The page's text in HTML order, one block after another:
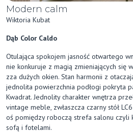
Modern calm
Wiktoria Kubat
Dąb Color Caldo
Otulająca spokojem jasność otwartego
nie konkuruje z magią zmieniających się
zza dużych okien. Stan harmonii z
jednolita powierzchnia podłogi pokryta
Kwadrat. Jednolity charakter wnętrza
vintage meble, zwłaszcza czarny stół
oś pomiędzy roboczą strefa salonu czyli
sofą i fotelami.